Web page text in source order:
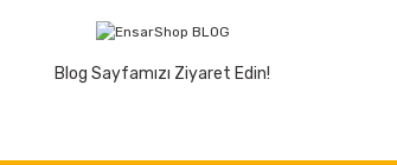
Blog Sayfamızı Ziyaret Edin!